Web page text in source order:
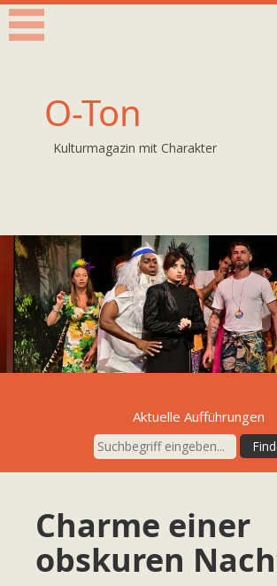
O-Ton
Kulturmagazin mit Charakter
Aktuelle Aufführungen
Charme einer
obskuren